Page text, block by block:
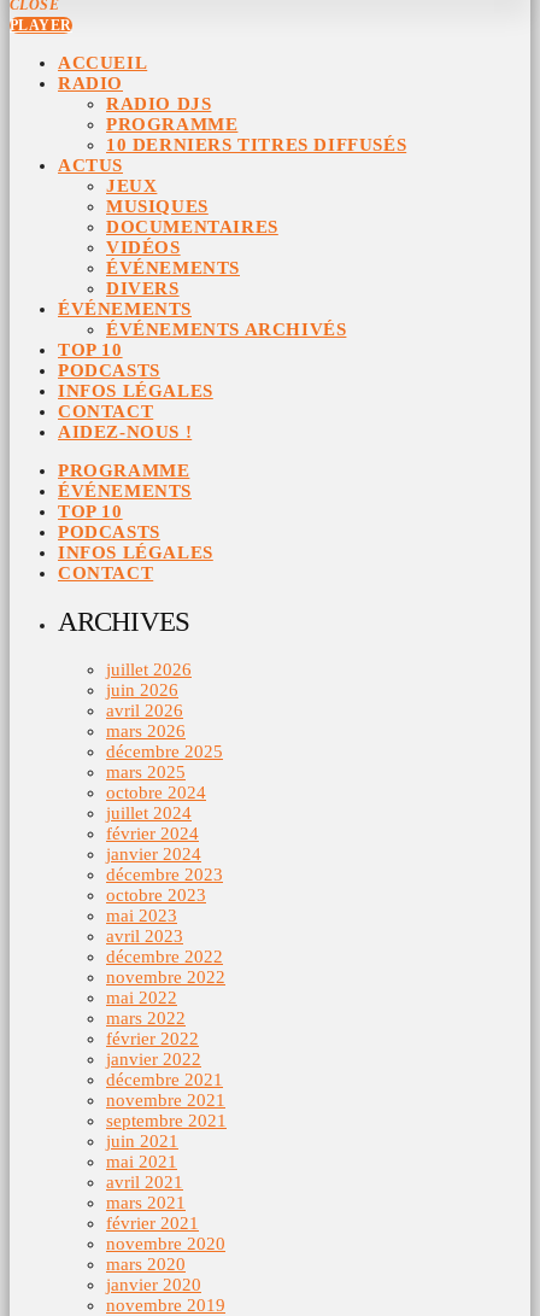
CLOSE
PLAYER
ACCUEIL
RADIO
RADIO DJS
PROGRAMME
10 DERNIERS TITRES DIFFUSÉS
ACTUS
JEUX
MUSIQUES
DOCUMENTAIRES
VIDÉOS
ÉVÉNEMENTS
DIVERS
ÉVÉNEMENTS
ÉVÉNEMENTS ARCHIVÉS
TOP 10
PODCASTS
INFOS LÉGALES
CONTACT
AIDEZ-NOUS !
PROGRAMME
ÉVÉNEMENTS
TOP 10
PODCASTS
INFOS LÉGALES
CONTACT
ARCHIVES
juillet 2026
juin 2026
avril 2026
mars 2026
décembre 2025
mars 2025
octobre 2024
juillet 2024
février 2024
janvier 2024
décembre 2023
octobre 2023
mai 2023
avril 2023
décembre 2022
novembre 2022
mai 2022
mars 2022
février 2022
janvier 2022
décembre 2021
novembre 2021
septembre 2021
juin 2021
mai 2021
avril 2021
mars 2021
février 2021
novembre 2020
mars 2020
janvier 2020
novembre 2019